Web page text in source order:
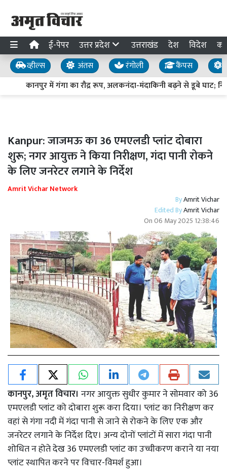
ई-पेपर उत्तर प्रदेश उत्तराखंड देश विदेश
व्हील्स अंतस रंगोली कैंपस
कानपुर में गंगा का रौद्र रूप, अलकनंदा-मंदाकिनी बढ़ने से डूबे घाट;
Kanpur: जाजमऊ का 36 एमएलडी प्लांट दोबारा
शुरू; नगर आयुक्त ने किया निरीक्षण, गंदा पानी रोकने
के लिए जनरेटर लगाने के निर्देश
Amrit Vichar Network
ByAmrit Vichar
Edited ByAmrit Vichar
On06 May 2025 12:38:46
कानपुर, अमृत विचार। नगर आयुक्त सुधीर कुमार ने सोमवार को 36
एमएलडी प्लांट को दोबारा शुरू करा दिया। प्लांट का निरीक्षण कर
वहां से गंगा नदी में गंदा पानी से जाने से रोकने के लिए एक और
जनरेटर लगाने के निर्देश दिए। अन्य दोनों प्लांटों में सारा गंदा पानी
शोधित न होते देख 36 एमएलडी प्लांट का उच्चीकरण कराने या नया
प्लांट स्थापित करने पर विचार-विमर्श हुआ।